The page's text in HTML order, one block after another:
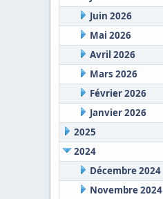
Juin 2026
Mai 2026
Avril 2026
Mars 2026
Février 2026
Janvier 2026
2025
2024
Décembre 2024
Novembre 2024